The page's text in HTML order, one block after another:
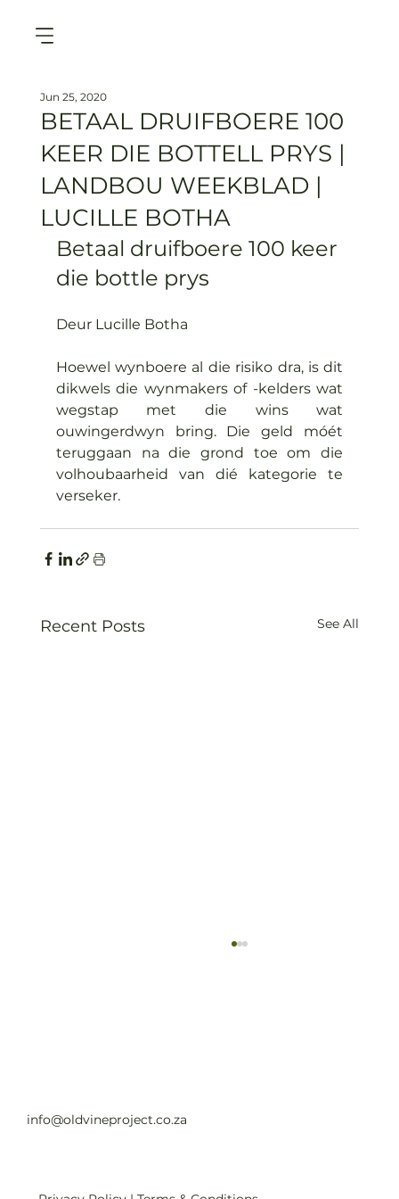
BETAAL DRUIFBOERE 100
KEER DIE BOTTELL PRYS |
LANDBOU WEEKBLAD |
LUCILLE BOTHA
Jun 25, 2020
Betaal druifboere 100 keer
die bottle prys
Hoewel wynboere al die risiko dra, is dit
dikwels die wynmakers of -kelders wat
wegstap met die wins wat
ouwingerdwyn bring. Die geld móét
teruggaan na die grond toe om die
volhoubaarheid van dié kategorie te
verseker.
Recent Posts See All
info@oldvineproject.co.za